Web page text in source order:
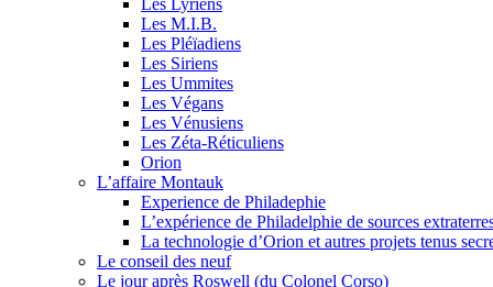
Les M.I.B.
Les Pléïadiens
Les Siriens
Les Ummites
Les Végans
Les Vénusiens
Les Zéta-Réticuliens
Orion
L’affaire Montauk
Experience de Philadephie
L’expérience de Philadelphie de sources
La technologie d’Orion et autres projets tenus
Le conseil des neuf
Le jour après Roswell (du Colonel Corso)